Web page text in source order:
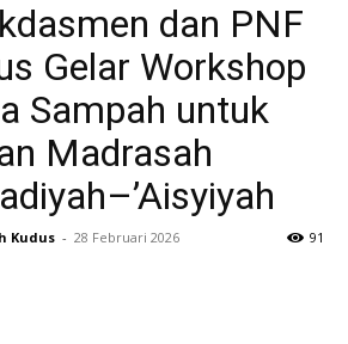
dan PNF
Gelar Workshop
Sampah untuk
Madrasah
Kudus - 28 Februari 2026 91